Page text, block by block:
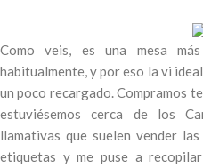
Como veis, es una mesa
habitualmente, y por eso la vi
un poco recargado. Compramos
estuviésemos cerca de los
llamativas que suelen vender
etiquetas y me puse a